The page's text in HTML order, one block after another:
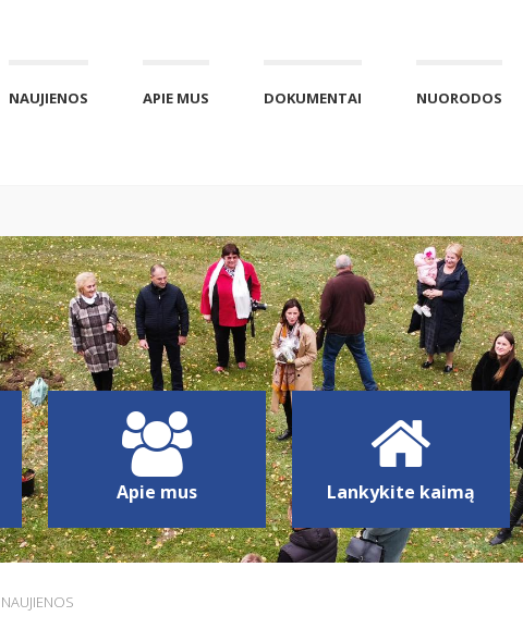
NAUJIENOS APIE MUS DOKUMENTAI NUORODOS
Apie mus Lankykite kaimą
NAUJIENOS